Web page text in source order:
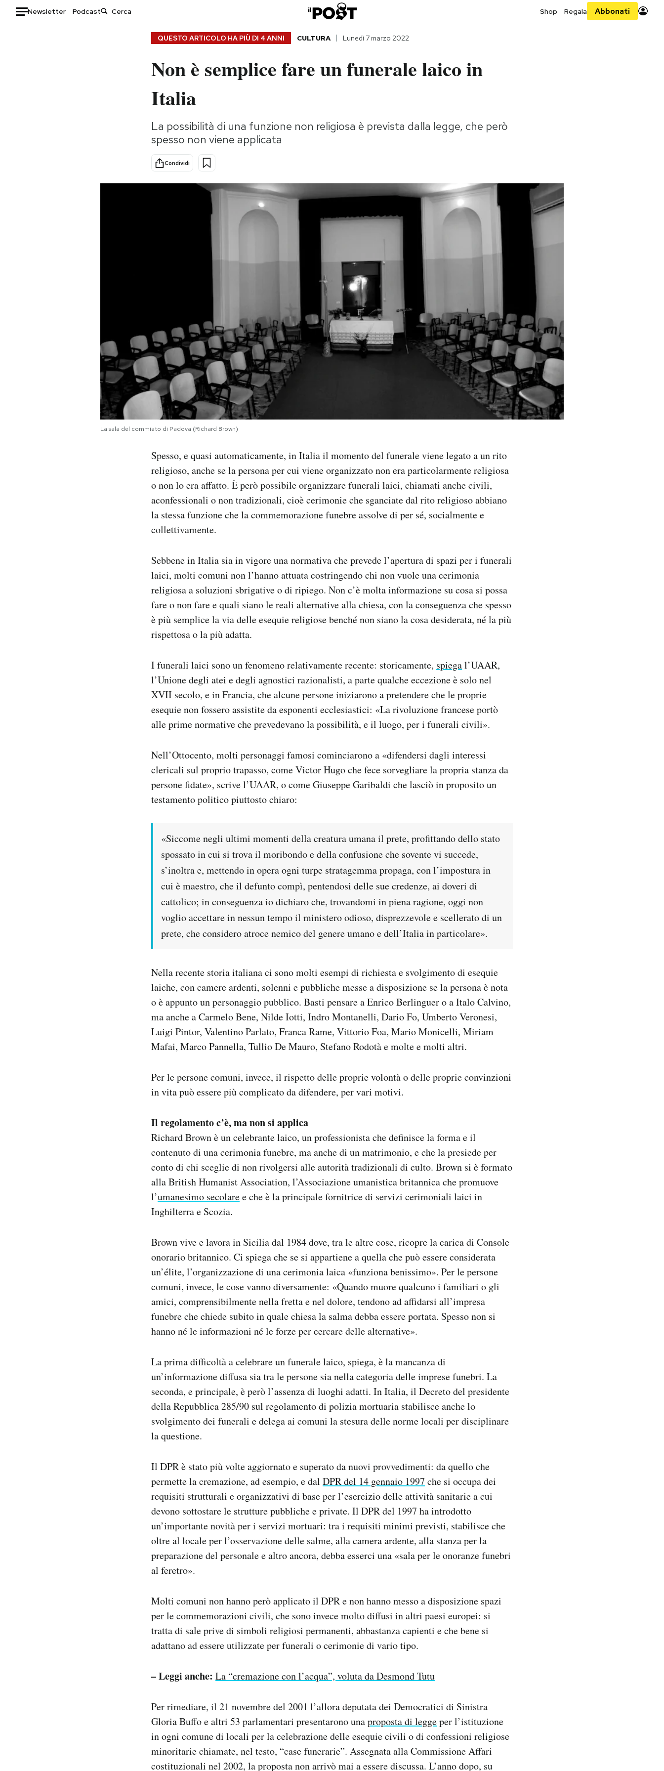
Newsletter Podcast Shop Regala Abbonati
Storie/Idee
Ok Boomer!
Altrecose
AREA PERSONALE
QUESTO ARTICOLO HA PIÙ DI 4 ANNI CULTURA Lunedì 7 marzo 2022
Non è semplice fare un funerale laico in
Italia
La possibilità di una funzione non religiosa è prevista dalla legge, che però
spesso non viene applicata
Condividi
La sala del commiato di Padova (Richard Brown)
Spesso, e quasi automaticamente, in Italia il momento del funerale viene legato a un rito
religioso, anche se la persona per cui viene organizzato non era particolarmente religiosa
o non lo era affatto. È però possibile organizzare funerali laici, chiamati anche civili,
aconfessionali o non tradizionali, cioè cerimonie che sganciate dal rito religioso abbiano
la stessa funzione che la commemorazione funebre assolve di per sé, socialmente e
collettivamente.
Sebbene in Italia sia in vigore una normativa che prevede l’apertura di spazi per i funerali
laici, molti comuni non l’hanno attuata costringendo chi non vuole una cerimonia
religiosa a soluzioni sbrigative o di ripiego. Non c’è molta informazione su cosa si possa
fare o non fare e quali siano le reali alternative alla chiesa, con la conseguenza che spesso
è più semplice la via delle esequie religiose benché non siano la cosa desiderata, né la più
rispettosa o la più adatta.
I funerali laici sono un fenomeno relativamente recente: storicamente, spiegal’UAAR,
l’Unione degli atei e degli agnostici razionalisti, a parte qualche eccezione è solo nel
XVII secolo, e in Francia, che alcune persone iniziarono a pretendere che le proprie
esequie non fossero assistite da esponenti ecclesiastici: «La rivoluzione francese portò
alle prime normative che prevedevano la possibilità, e il luogo, per i funerali civili».
Nell’Ottocento, molti personaggi famosi cominciarono a «difendersi dagli interessi
clericali sul proprio trapasso, come Victor Hugo che fece sorvegliare la propria stanza da
persone fidate», scrive l’UAAR, o come Giuseppe Garibaldi che lasciò in proposito un
testamento politico piuttosto chiaro:
«Siccome negli ultimi momenti della creatura umana il prete, profittando dello stato
spossato in cui si trova il moribondo e della confusione che sovente vi succede,
s’inoltra e, mettendo in opera ogni turpe stratagemma propaga, con l’impostura in
cui è maestro, che il defunto compì, pentendosi delle sue credenze, ai doveri di
cattolico; in conseguenza io dichiaro che, trovandomi in piena ragione, oggi non
voglio accettare in nessun tempo il ministero odioso, disprezzevole e scellerato di un
prete, che considero atroce nemico del genere umano e dell’Italia in particolare».
Nella recente storia italiana ci sono molti esempi di richiesta e svolgimento di esequie
laiche, con camere ardenti, solenni e pubbliche messe a disposizione se la persona è nota
o è appunto un personaggio pubblico. Basti pensare a Enrico Berlinguer o a Italo Calvino,
ma anche a Carmelo Bene, Nilde Iotti, Indro Montanelli, Dario Fo, Umberto Veronesi,
Luigi Pintor, Valentino Parlato, Franca Rame, Vittorio Foa, Mario Monicelli, Miriam
Mafai, Marco Pannella, Tullio De Mauro, Stefano Rodotà e molte e molti altri.
Per le persone comuni, invece, il rispetto delle proprie volontà o delle proprie convinzioni
in vita può essere più complicato da difendere, per vari motivi.
Il regolamento c’è, ma non si applica
Richard Brown è un celebrante laico, un professionista che definisce la forma e il
contenuto di una cerimonia funebre, ma anche di un matrimonio, e che la presiede per
conto di chi sceglie di non rivolgersi alle autorità tradizionali di culto. Brown si è formato
alla British Humanist Association, l’Associazione umanistica britannica che promuove
l’umanesimo secolaree che è la principale fornitrice di servizi cerimoniali laici in
Inghilterra e Scozia.
Brown vive e lavora in Sicilia dal 1984 dove, tra le altre cose, ricopre la carica di Console
onorario britannico. Ci spiega che se si appartiene a quella che può essere considerata
un’élite, l’organizzazione di una cerimonia laica «funziona benissimo». Per le persone
comuni, invece, le cose vanno diversamente: «Quando muore qualcuno i familiari o gli
amici, comprensibilmente nella fretta e nel dolore, tendono ad affidarsi all’impresa
funebre che chiede subito in quale chiesa la salma debba essere portata. Spesso non si
hanno né le informazioni né le forze per cercare delle alternative».
La prima difficoltà a celebrare un funerale laico, spiega, è la mancanza di
un’informazione diffusa sia tra le persone sia nella categoria delle imprese funebri. La
seconda, e principale, è però l’assenza di luoghi adatti. In Italia, il Decreto del presidente
della Repubblica 285/90 sul regolamento di polizia mortuaria stabilisce anche lo
svolgimento dei funerali e delega ai comuni la stesura delle norme locali per disciplinare
la questione.
Il DPR è stato più volte aggiornato e superato da nuovi provvedimenti: da quello che
permette la cremazione, ad esempio, e dal DPR del 14 gennaio 1997 che si occupa dei
requisiti strutturali e organizzativi di base per l’esercizio delle attività sanitarie a cui
devono sottostare le strutture pubbliche e private. Il DPR del 1997 ha introdotto
un’importante novità per i servizi mortuari: tra i requisiti minimi previsti, stabilisce che
oltre al locale per l’osservazione delle salme, alla camera ardente, alla stanza per la
preparazione del personale e altro ancora, debba esserci una «sala per le onoranze funebri
al feretro».
Molti comuni non hanno però applicato il DPR e non hanno messo a disposizione spazi
per le commemorazioni civili, che sono invece molto diffusi in altri paesi europei: si
tratta di sale prive di simboli religiosi permanenti, abbastanza capienti e che bene si
adattano ad essere utilizzate per funerali o cerimonie di vario tipo.
– Leggi anche: La “cremazione con l’acqua”, voluta da Desmond Tutu
Per rimediare, il 21 novembre del 2001 l’allora deputata dei Democratici di Sinistra
Gloria Buffo e altri 53 parlamentari presentarono unaproposta di leggeper l’istituzione
in ogni comune di locali per la celebrazione delle esequie civili o di confessioni religiose
minoritarie chiamate, nel testo, “case funerarie”. Assegnata alla Commissione Affari
costituzionali nel 2002, la proposta non arrivò mai a essere discussa. L’anno dopo, su